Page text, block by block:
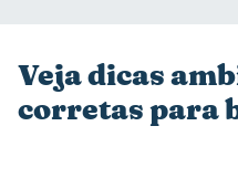
Veja dicas
corretas para